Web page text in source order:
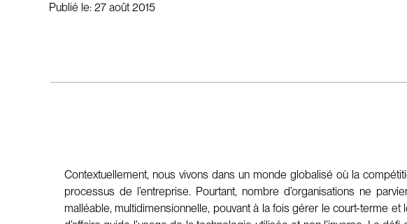
Publié le: 27 août 2015
Contextuellement, nous vivons dans un monde globalisé où la
processus de l’entreprise. Pourtant, nombre d’organisations ne
malléable, multidimensionnelle, pouvant à la fois gérer le court-terme